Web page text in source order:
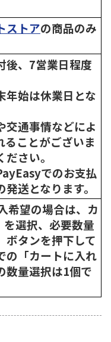
ストアの商品のみ
後、7営業日程度
始は休業日とな
通事情などによ
ることがございま
さい。
でのお支払
送となります。
希望の場合は、カ
選択、必要数量
ボタンを押下して
の「カートに入れ
数量選択は1個で